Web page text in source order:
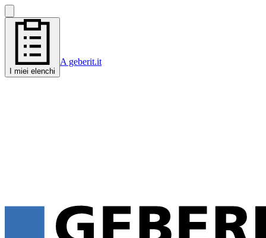
I miei elenchi
A geberit.it